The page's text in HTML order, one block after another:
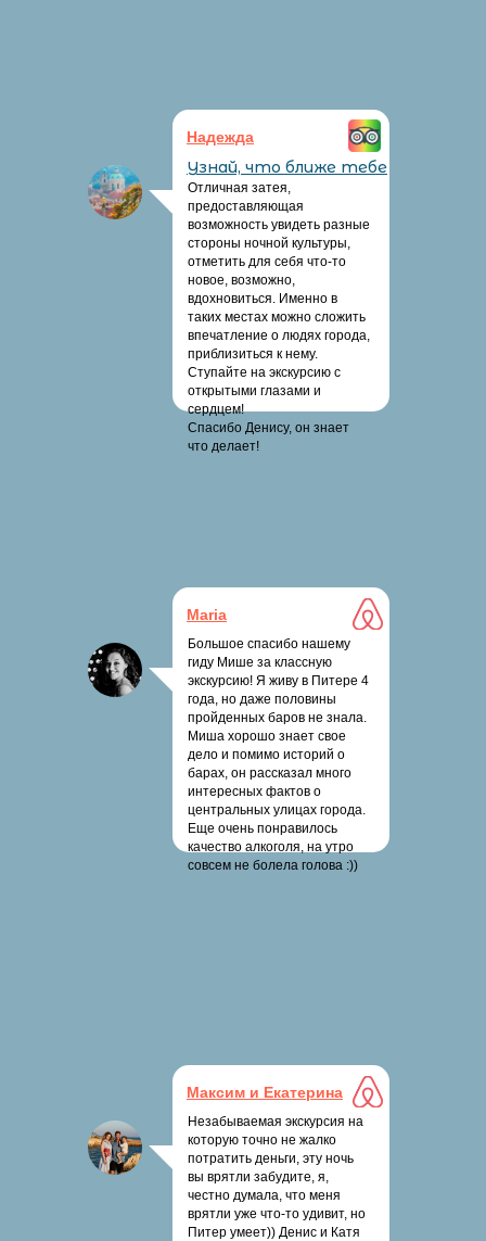
Отличная затея,
предоставляющая
возможность увидеть разные
стороны ночной культуры,
отметить для себя что-то
новое, возможно,
вдохновиться. Именно в
таких местах можно сложить
впечатление о людях города,
приблизиться к нему.
Ступайте на экскурсию с
открытыми глазами и
сердцем!
Спасибо Денису, он знает
что делает!
Надежда
Узнай, что ближе тебе
Большое спасибо нашему
гиду Мише за классную
экскурсию! Я живу в Питере 4
года, но даже половины
пройденных баров не знала.
Миша хорошо знает свое
дело и помимо историй о
барах, он рассказал много
интересных фактов о
центральных улицах города.
Еще очень понравилось
качество алкоголя, на утро
совсем не болела голова :))
Maria
Незабываемая экскурсия на
которую точно не жалко
потратить деньги, эту ночь
вы врятли забудите, я,
честно думала, что меня
врятли уже что-то удивит, но
Питер умеет)) Денис и Катя
Максим и Екатерина